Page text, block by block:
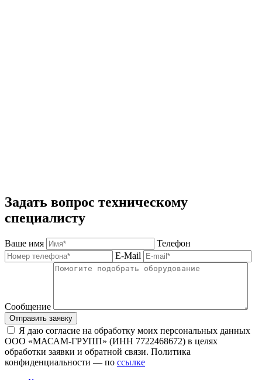
Задать вопрос техническому
специалисту
Ваше имя
Телефон
E-Mail
Сообщение
Отправить заявку
Я даю согласие на обработку моих персональных данных
ООО «МАСАМ-ГРУПП» (ИНН 7722468672) в целях
обработки заявки и обратной связи. Политика
конфиденциальности — по ссылке